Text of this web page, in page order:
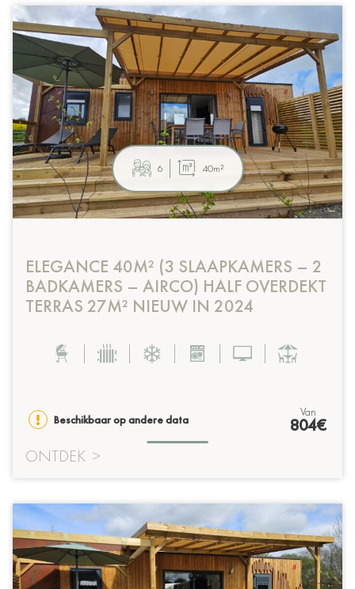
6 40m²
ELEGANCE 40M² (3 SLAAPKAMERS – 2
BADKAMERS – AIRCO) HALF OVERDEKT
TERRAS 27M² NIEUW IN 2024
Beschikbaar op andere data
van
804€
ONTDEK >